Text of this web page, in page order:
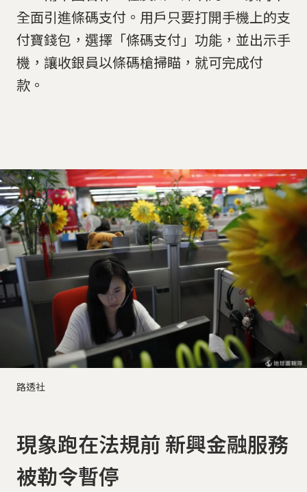
全面引進條碼支付。用戶只要打開手機上的支
付寶錢包，選擇「條碼支付」功能，並出示手
機，讓收銀員以條碼槍掃瞄，就可完成付
款。
路透社
現象跑在法規前 新興金融服務
被勒令暫停